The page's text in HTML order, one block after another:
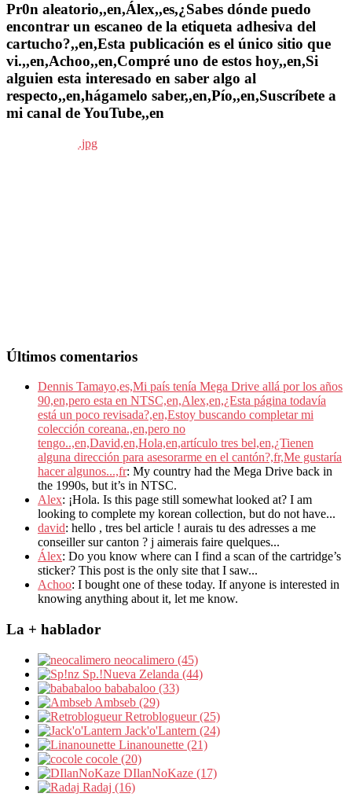
Pr0n aleatorio,,en,Álex,,es,¿Sabes dónde puedo
encontrar un escaneo de la etiqueta adhesiva del
cartucho?,,en,Esta publicación es el único sitio que
vi.,,en,Achoo,,en,Compré uno de estos hoy,,en,Si
alguien esta interesado en saber algo al
respecto,,en,hágamelo saber,,en,Pío,,en,Suscríbete a
mi canal de YouTube,,en
Últimos comentarios
Dennis Tamayo,es,Mi país tenía Mega Drive allá por los años
90,en,pero esta en NTSC,en,Alex,en,¿Esta página todavía
está un poco revisada?,en,Estoy buscando completar mi
colección coreana.,en,pero no
tengo..,en,David,en,Hola,en,artículo tres bel,en,¿Tienen
alguna dirección para asesorarme en el cantón?,fr,Me gustaría
hacer algunos...,fr: My country had the Mega Drive back in
the 1990s, but it’s in NTSC.
Alex: ¡Hola. Is this page still somewhat looked at? I am
looking to complete my korean collection, but do not have...
david: hello , tres bel article ! aurais tu des adresses a me
conseiller sur canton ? j aimerais faire quelques...
Álex: Do you know where can I find a scan of the cartridge’s
sticker? This post is the only site that I saw...
Achoo: I bought one of these today. If anyone is interested in
knowing anything about it, let me know.
La + hablador
neocalimero (45)
Sp.!Nueva Zelanda (44)
bababaloo (33)
Ambseb (29)
Retroblogueur (25)
Jack'o'Lantern (24)
Linanounette (21)
cocole (20)
DIlanNoKaze (17)
Radaj (16)